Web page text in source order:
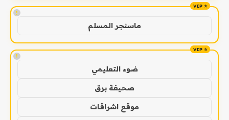
!
ماسنجر المسلم
!
ضوء التعليمي
صحيفة برق
موقع اشراقات